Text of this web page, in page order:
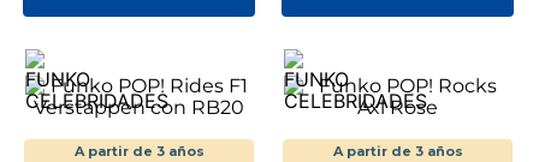
A partir de 3 años A partir de 3 años